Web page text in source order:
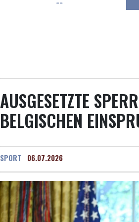
Frankfurt am Main
--
AUSGESETZTE
BELGISCHEN
SPORT 06.07.2026